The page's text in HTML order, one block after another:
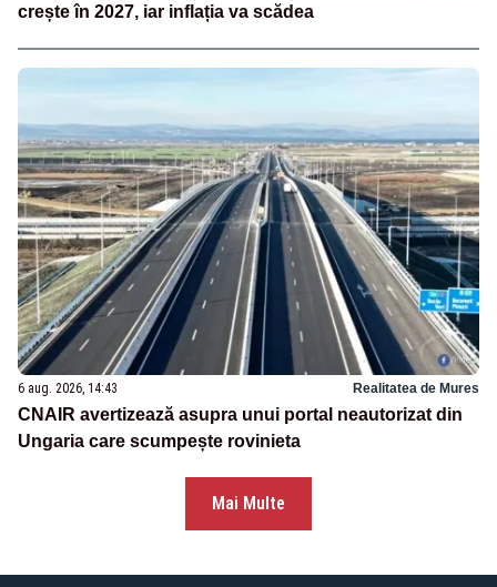
crește în 2027, iar inflația va scădea
6 aug. 2026, 14:43 Realitatea de Mures
CNAIR avertizează asupra unui portal neautorizat din
Ungaria care scumpește rovinieta
Mai Multe